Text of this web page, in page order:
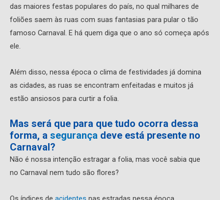
das maiores festas populares do país, no qual milhares de
foliões saem às ruas com suas fantasias para pular o tão
famoso Carnaval. E há quem diga que o ano só começa após
ele.
Além disso, nessa época o clima de festividades já domina
as cidades, as ruas se encontram enfeitadas e muitos já
estão ansiosos para curtir a folia.
Mas será que para que tudo ocorra dessa
forma, a segurança deve está presente no
Carnaval?
Não é nossa intenção estragar a folia, mas você sabia que
no Carnaval nem tudo são flores?